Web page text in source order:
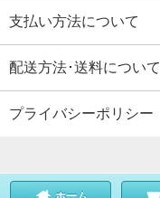
支払い方法について
配送方法･送料について
プライバシーポリシー